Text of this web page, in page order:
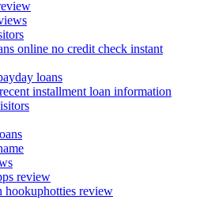
online no credit check instant
loans
installment loan information
review
hookuphotties review